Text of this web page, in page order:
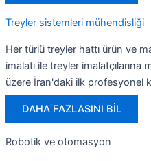
Treyler sistemleri mühendisliği
Her türlü treyler hattı ürün ve
imalatı ile treyler
üzere İran'daki ilk profesyonel
DAHA FAZLASINI BİL
Robotik ve otomasyon